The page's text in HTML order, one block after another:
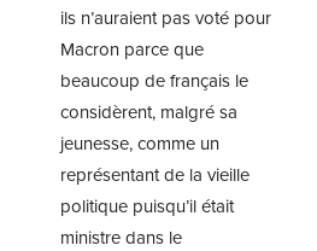
ils n’auraient pas voté pour
Macron parce que
beaucoup de français le
considèrent, malgré sa
jeunesse, comme un
représentant de la vieille
politique puisqu’il était
ministre dans le